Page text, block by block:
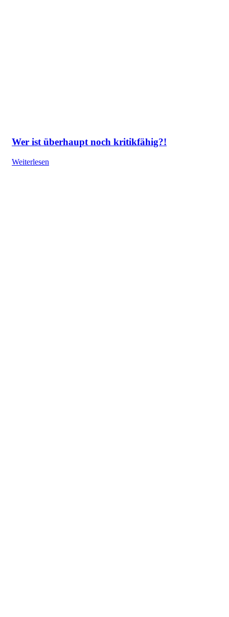
Wer ist überhaupt noch kritikfähig?!
Weiterlesen